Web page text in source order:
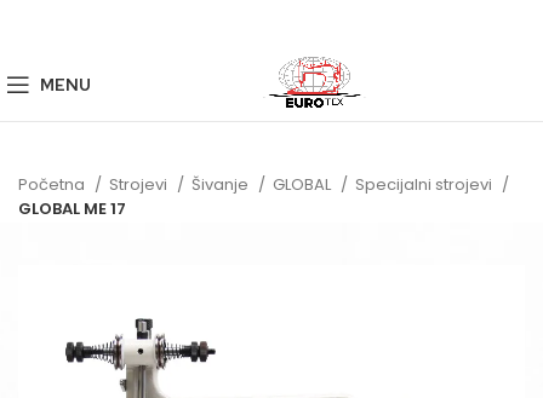
MENU
Početna Strojevi Šivanje GLOBAL
Specijalni strojevi
GLOBAL ME 17